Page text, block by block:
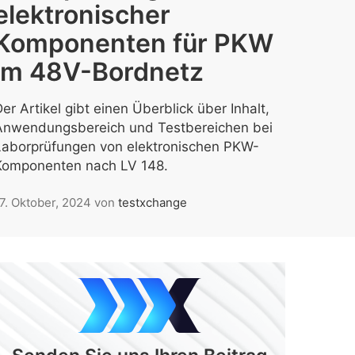
für PKW
48V-Bordnetz
Artikel gibt einen Überblick über Inhalt,
und Testbereichen bei
von elektronischen PKW-
nach LV 148.
Oktober, 2024 von testxchange